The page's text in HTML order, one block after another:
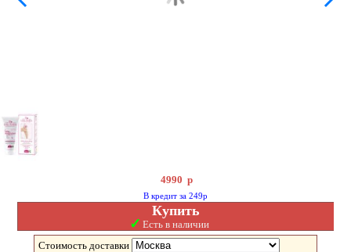
4990 р
В кредит за 249р
Купить
✓ Есть в наличии
Стоимость доставки